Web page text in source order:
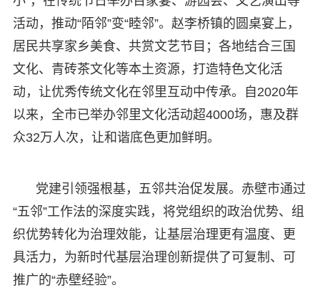
活动，推动“陌邻”变“睦邻”。赵李桥镇的圆桌宴上，
居民共享家乡美食、共赏文艺节目；各地结合三国
文化、青砖茶文化等本土资源，打造特色文化活
动，让优秀传统文化在邻里互动中传承。自2020年
以来，全市已举办邻里文化活动超4000场，惠及群
众32万人次，让和谐底色更加鲜明。
党建引领强根基，五邻共治促发展。赤壁市通过
“五邻”工作法的深度实践，将党组织的政治优势、组
织优势转化为治理效能，让基层治理更有温度、更
具活力，为新时代基层治理创新提供了可复制、可
推广的“赤壁经验”。